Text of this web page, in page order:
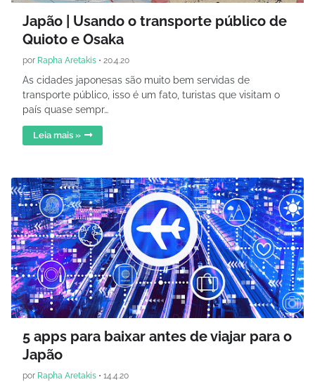
Japão | Usando o transporte público de
Quioto e Osaka
por Rapha Aretakis • 20.4.20
As cidades japonesas são muito bem servidas de
transporte público, isso é um fato, turistas que visitam o
país quase sempr…
Leia mais »
5 apps para baixar antes de viajar para o
Japão
por Rapha Aretakis • 14.4.20